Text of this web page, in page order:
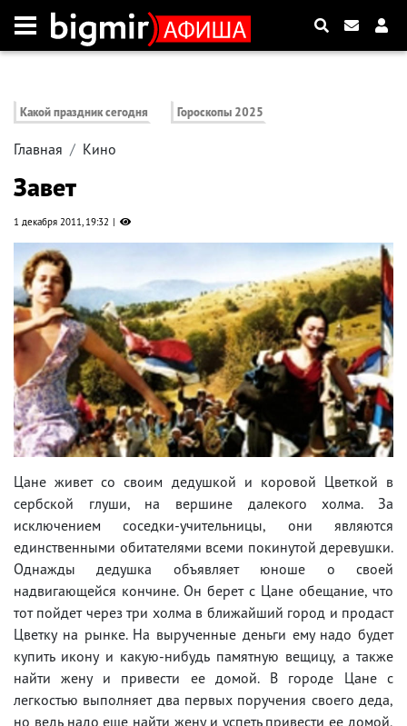
Какой праздник сегодня Гороскопы 2025
Главная Кино
Завет
1 декабря 2011, 19:32
Цане живет со своим дедушкой и коровой Цветкой в
сербской глуши, на вершине далекого холма. За
исключением соседки-учительницы, они являются
единственными обитателями всеми покинутой деревушки.
Однажды дедушка объявляет юноше о своей
надвигающейся кончине. Он берет с Цане обещание, что
тот пойдет через три холма в ближайший город и продаст
Цветку на рынке. На вырученные деньги ему надо будет
купить икону и какую-нибудь памятную вещицу, а также
найти жену и привести ее домой. В городе Цане с
легкостью выполняет два первых поручения своего деда,
но ведь надо еще найти жену и успеть привести ее домой,